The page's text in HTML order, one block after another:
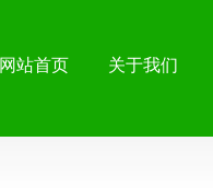
网站首页 关于我们